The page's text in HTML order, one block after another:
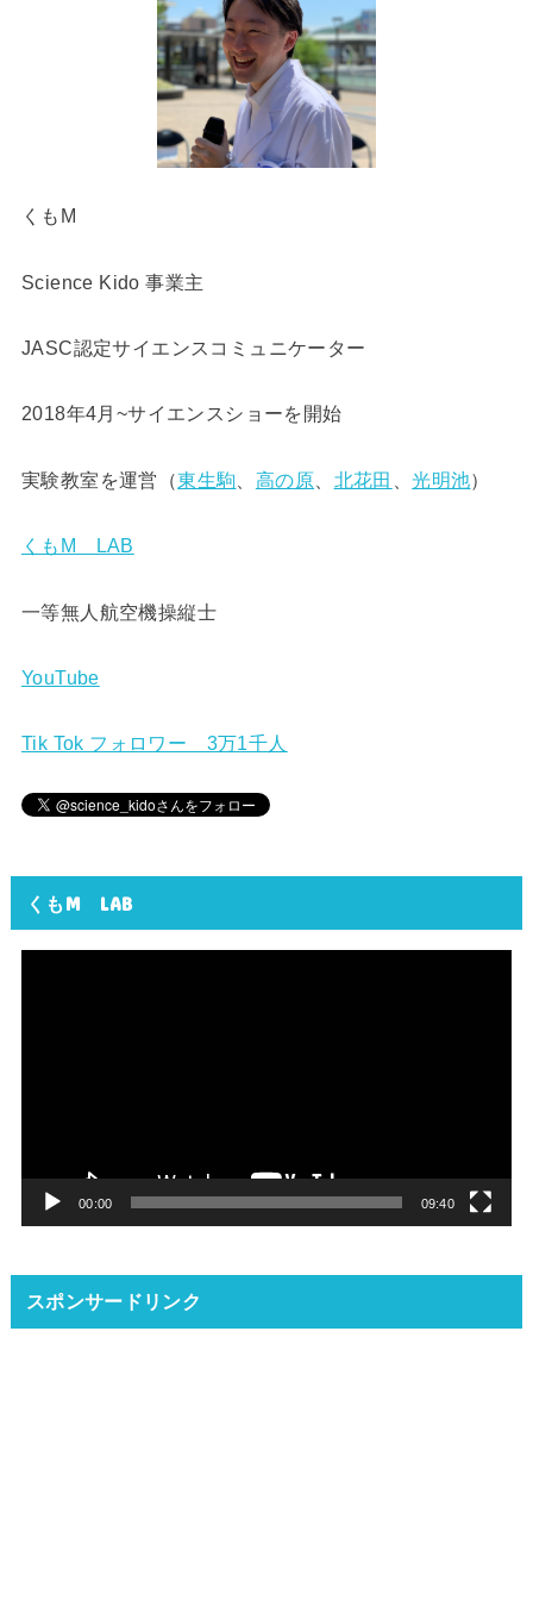
くもM
Science Kido 事業主
JASC認定サイエンスコミュニケーター
2018年4月~サイエンスショーを開始
実験教室を運営（東生駒 高の原 北花田 、光明池）
くもM LAB
一等無人航空機操縦士
YouTube
Tik Tok フォロワー 3万1千人
くもM LAB
00:00 09:40
スポンサードリンク